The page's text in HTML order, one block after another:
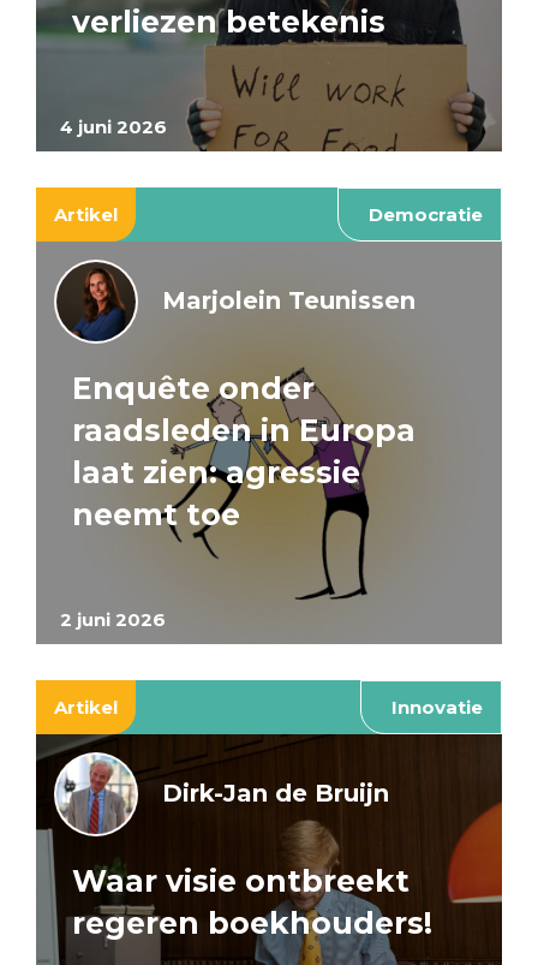
4 juni 2026
verliezen betekenis
Artikel Democratie
2 juni 2026
Marjolein Teunissen
Enquête onder
raadsleden in Europa
laat zien: agressie
neemt toe
Artikel Innovatie
Dirk-Jan de Bruijn
Waar visie ontbreekt
regeren boekhouders!